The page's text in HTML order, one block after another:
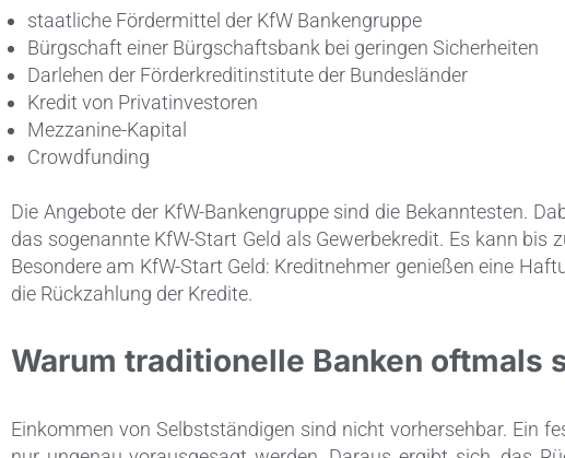
staatliche Fördermittel der KfW Bankengruppe
Bürgschaft einer Bürgschaftsbank bei geringen Sicherheiten
Darlehen der Förderkreditinstitute der Bundesländer
Kredit von Privatinvestoren
Mezzanine-Kapital
Crowdfunding
Die Angebote der KfW-Bankengruppe sind die Bekanntesten.
das sogenannte KfW-Start Geld als Gewerbekredit. Es kann
Besondere am KfW-Start Geld: Kreditnehmer genießen eine
die Rückzahlung der Kredite.
Warum traditionelle Banken oftmals
Einkommen von Selbstständigen sind nicht vorhersehbar. Ein